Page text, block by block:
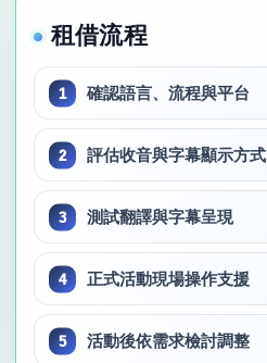
租借流程
確認語言、流程與平台
評估收音與字幕顯示方式
測試翻譯與字幕呈現
正式活動現場操作支援
活動後依需求檢討調整